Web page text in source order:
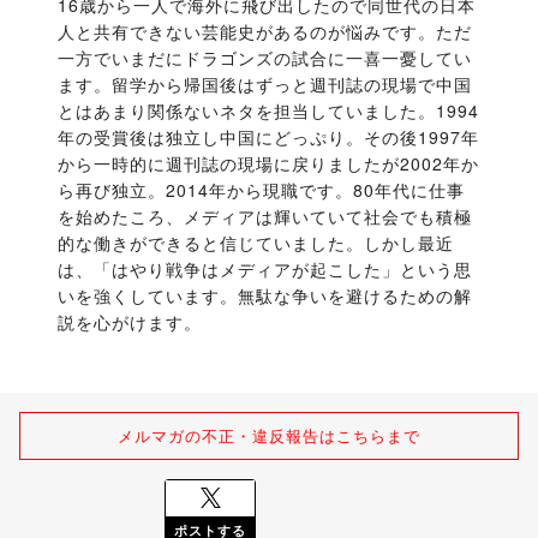
16歳から一人で海外に飛び出したので同世代の日本
人と共有できない芸能史があるのが悩みです。ただ
一方でいまだにドラゴンズの試合に一喜一憂してい
ます。留学から帰国後はずっと週刊誌の現場で中国
とはあまり関係ないネタを担当していました。1994
年の受賞後は独立し中国にどっぷり。その後1997年
から一時的に週刊誌の現場に戻りましたが2002年か
ら再び独立。2014年から現職です。80年代に仕事
を始めたころ、メディアは輝いていて社会でも積極
的な働きができると信じていました。しかし最近
は、「はやり戦争はメディアが起こした」という思
いを強くしています。無駄な争いを避けるための解
説を心がけます。
メルマガの不正・違反報告はこちらまで
ポストする